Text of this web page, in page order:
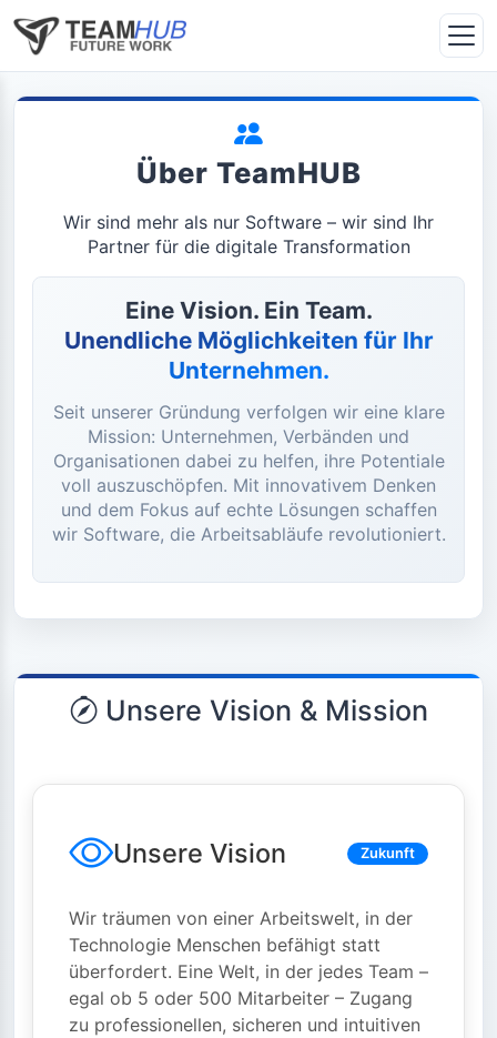
Über TeamHUB
Wir sind mehr als nur Software – wir sind Ihr
Partner für die digitale Transformation
Eine Vision. Ein Team.
Unendliche Möglichkeiten für Ihr
Unternehmen.
Seit unserer Gründung verfolgen wir eine klare
Mission: Unternehmen, Verbänden und
Organisationen dabei zu helfen, ihre Potentiale
voll auszuschöpfen. Mit innovativem Denken
und dem Fokus auf echte Lösungen schaffen
wir Software, die Arbeitsabläufe revolutioniert.
Unsere Vision & Mission
Unsere Vision Zukunft
Wir träumen von einer Arbeitswelt, in der
Technologie Menschen befähigt statt
überfordert. Eine Welt, in der jedes Team –
egal ob 5 oder 500 Mitarbeiter – Zugang
zu professionellen, sicheren und intuitiven